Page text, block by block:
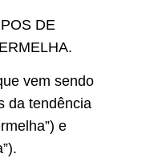
DE
vem sendo
da tendência
e